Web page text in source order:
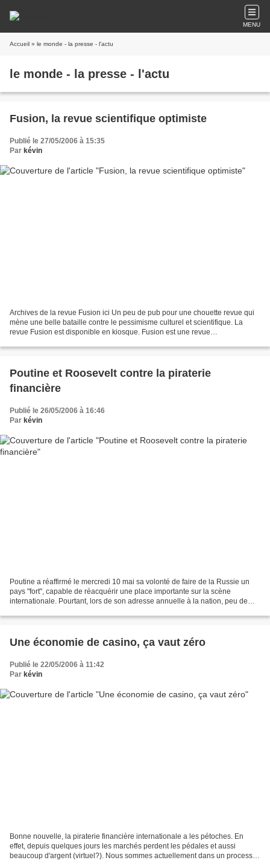
MENU
Accueil » le monde - la presse - l'actu
le monde - la presse - l'actu
Fusion, la revue scientifique optimiste
Publié le 27/05/2006 à 15:35
Par kévin
Archives de la revue Fusion ici Un peu de pub pour une chouette revue qui
mène une belle bataille contre le pessimisme culturel et scientifique. La
revue Fusion est disponible en kiosque. Fusion est une revue
Poutine et Roosevelt contre la piraterie
financière
Publié le 26/05/2006 à 16:46
Par kévin
Poutine a réaffirmé le mercredi 10 mai sa volonté de faire de la Russie un
pays "fort", capable de réacquérir une place importante sur la scène
internationale. Pourtant, lors de son adresse annuelle à la nation, peu de
Une économie de casino, ça vaut zéro
Publié le 22/05/2006 à 11:42
Par kévin
Bonne nouvelle, la piraterie financière internationale a les pétoches. En
effet, depuis quelques jours les marchés perdent les pédales et aussi
beaucoup d'argent (virtuel?). Nous sommes actuellement dans un processus